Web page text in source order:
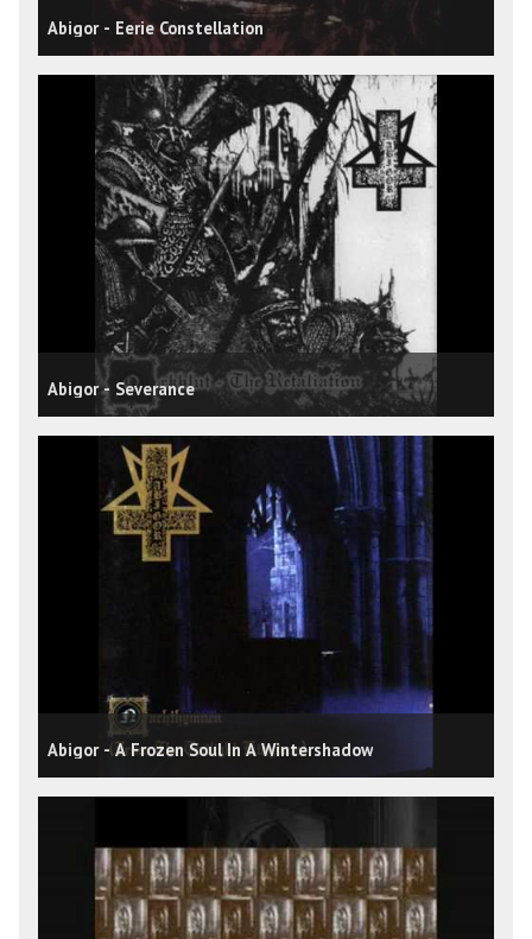
Abigor - Eerie Constellation
Abigor - Severance
Abigor - A Frozen Soul In A Wintershadow